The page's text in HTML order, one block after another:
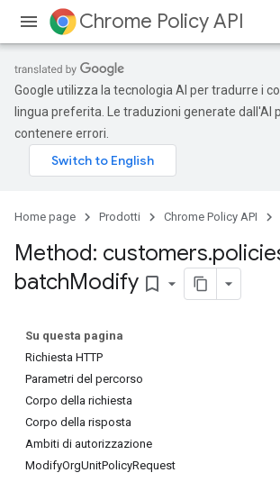
Chrome Policy API
Google utilizza la tecnologia AI per tradurre i
lingua preferita. Le traduzioni generate dall'AI
contenere errori.
Home page Prodotti Chrome Policy API
Method: customers.
batchModify bookmark_border
Su questa pagina
Richiesta HTTP
Parametri del percorso
Corpo della richiesta
Corpo della risposta
Ambiti di autorizzazione
ModifyOrgUnitPolicyRequest